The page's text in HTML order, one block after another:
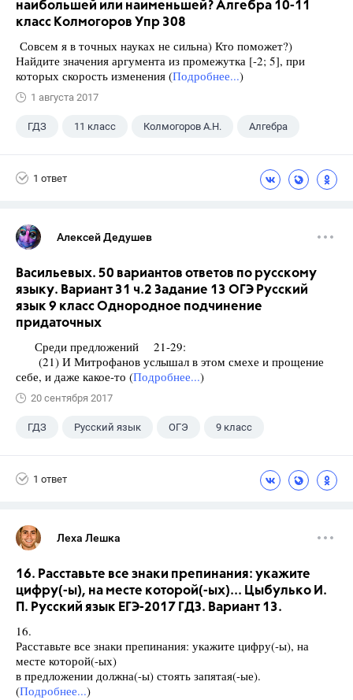
наибольшей или наименьшей? Алгебра 10-11
класс Колмогоров Упр 308
Совсем я в точных науках не сильна) Кто поможет?)
Найдите значения аргумента из промежутка [-2; 5], при
которых скорость изменения (Подробнее...)
1 августа 2017
ГДЗ 11 класс Колмогоров А.Н. Алгебра
1 ответ
Алексей Дедушев
Васильевых. 50 вариантов ответов по русскому
языку. Вариант 31 ч.2 Задание 13 ОГЭ Русский
язык 9 класс Однородное подчинение
придаточных
Среди предложений 21-29:
(21) И Митрофанов услышал в этом смехе и прощение
себе, и даже какое-то (Подробнее...)
20 сентября 2017
ГДЗ Русский язык ОГЭ 9 класс
1 ответ
Леха Лешка
16. Расставьте все знаки препинания: укажите
цифру(-ы), на месте которой(-ых)... Цыбулько И.
П. Русский язык ЕГЭ-2017 ГДЗ. Вариант 13.
16.
Расставьте все знаки препинания: укажите цифру(-ы), на
месте которой(-ых)
в предложении должна(-ы) стоять запятая(-ые).
(Подробнее...)